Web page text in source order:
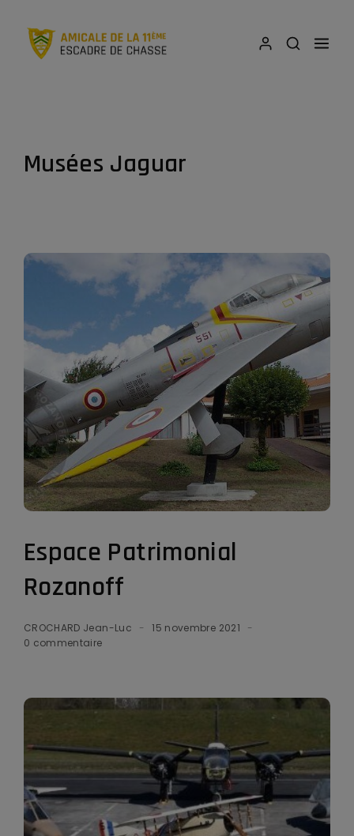
Musées Jaguar
Espace Patrimonial
Rozanoff
CROCHARD Jean-Luc
15 novembre 2021
0 commentaire